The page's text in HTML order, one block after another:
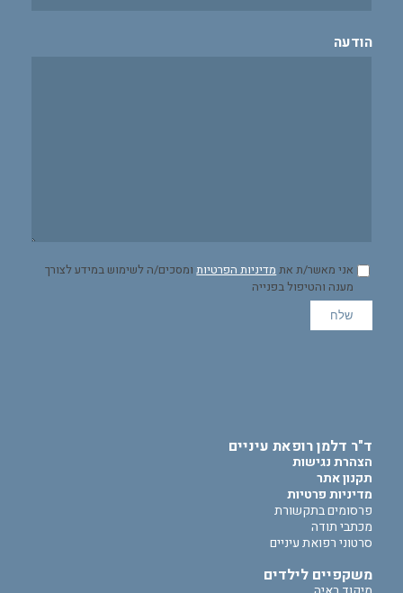
הודעה
אני מאשר/ת את מדיניות הפרטיותומסכים/ה לשימוש במידע לצורך
מענה והטיפול בפנייה
ד"ר דלמן רופאת עיניים
הצהרת נגישות
תקנון אתר
מדיניות פרטיות
פרסומים בתקשורת
מכתבי תודה
סרטוני רפואת עיניים
משקפיים לילדים